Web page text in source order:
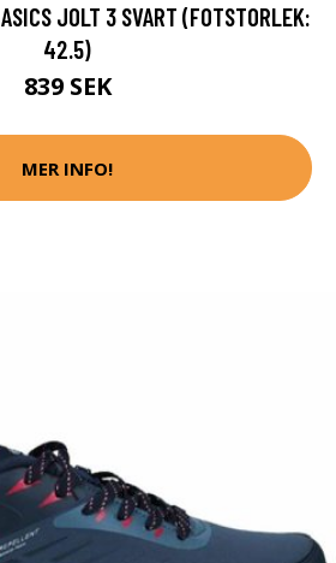
JOLT 3 SVART (FOTSTORLEK:
42.5)
839 SEK
MER INFO!